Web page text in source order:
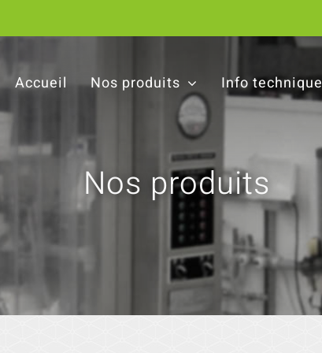
Accueil Nos produits Info technique
Nos produits